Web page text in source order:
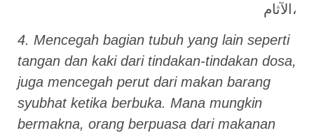
الآثام،
4. Mencegah bagian tubuh yang lain seperti
tangan dan kaki dari tindakan-tindakan dosa,
juga mencegah perut dari makan barang
syubhat ketika berbuka. Mana mungkin
bermakna, orang berpuasa dari makanan